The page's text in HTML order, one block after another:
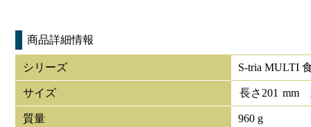
商品詳細情報
シリーズ S-tria MULTI
サイズ 長さ 201 mm
質量 960 g